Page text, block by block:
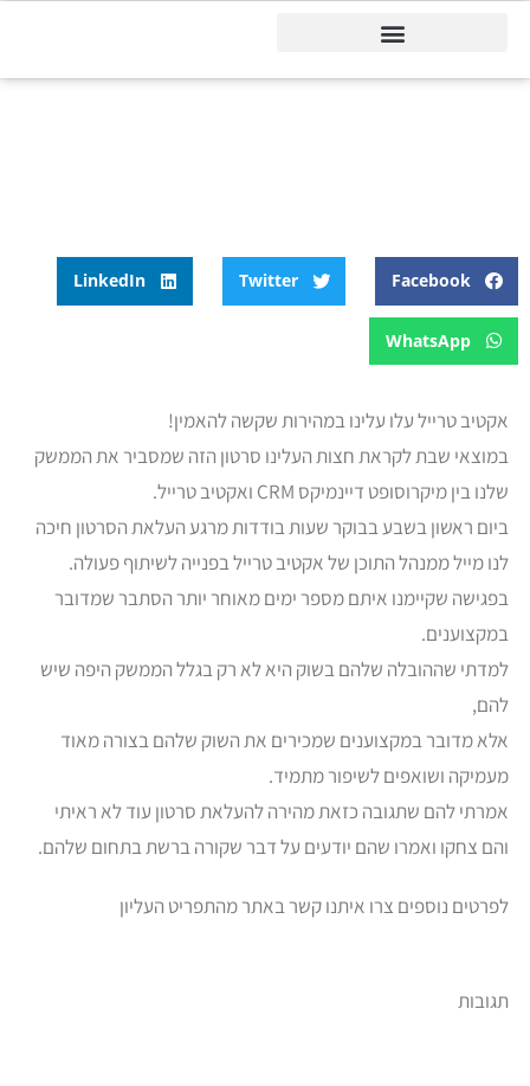
Facebook
Twitter
LinkedIn
WhatsApp
אקטיב טרייל עלו עלינו במהירות שקשה להאמין!
במוצאי שבת לקראת חצות העלינו סרטון הזה שמסביר את הממשק
שלנו בין מיקרוסופט דיינמיקס CRM ואקטיב טרייל.
ביום ראשון בשבע בבוקר שעות בודדות מרגע העלאת הסרטון חיכה
לנו מייל ממנהל התוכן של אקטיב טרייל בפנייה לשיתוף פעולה.
בפגישה שקיימנו איתם מספר ימים מאוחר יותר הסתבר שמדובר
במקצוענים.
למדתי שההובלה שלהם בשוק היא לא רק בגלל הממשק היפה שיש
להם,
אלא מדובר במקצוענים שמכירים את השוק שלהם בצורה מאוד
מעמיקה ושואפים לשיפור מתמיד.
אמרתי להם שתגובה כזאת מהירה להעלאת סרטון עוד לא ראיתי
והם צחקו ואמרו שהם יודעים על דבר שקורה ברשת בתחום שלהם.
לפרטים נוספים צרו איתנו קשר באתר מהתפריט העליון
תגובות